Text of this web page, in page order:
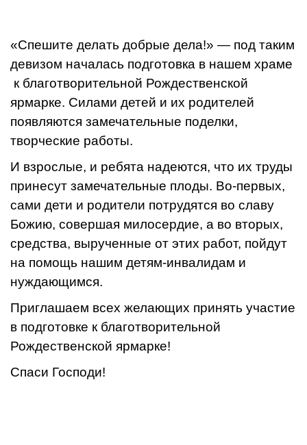
«Спешите делать добрые дела!» — под таким
девизом началась подготовка в нашем храме
к благотворительной Рождественской
ярмарке. Силами детей и их родителей
появляются замечательные поделки,
творческие работы.
И взрослые, и ребята надеются, что их труды
принесут замечательные плоды. Во-первых,
сами дети и родители потрудятся во славу
Божию, совершая милосердие, а во вторых,
средства, вырученные от этих работ, пойдут
на помощь нашим детям-инвалидам и
нуждающимся.
Приглашаем всех желающих принять участие
в подготовке к благотворительной
Рождественской ярмарке!
Спаси Господи!